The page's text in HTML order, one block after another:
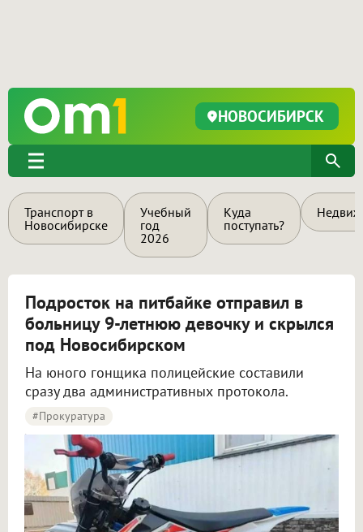
НОВОСИБИРСК
Транспорт в
Новосибирске
Учебный
год
2026
Куда
поступать?
Подросток на питбайке отправил в
больницу 9-летнюю девочку и скрылся
под Новосибирском
На юного гонщика полицейские составили
сразу два административных протокола.
#Прокуратура